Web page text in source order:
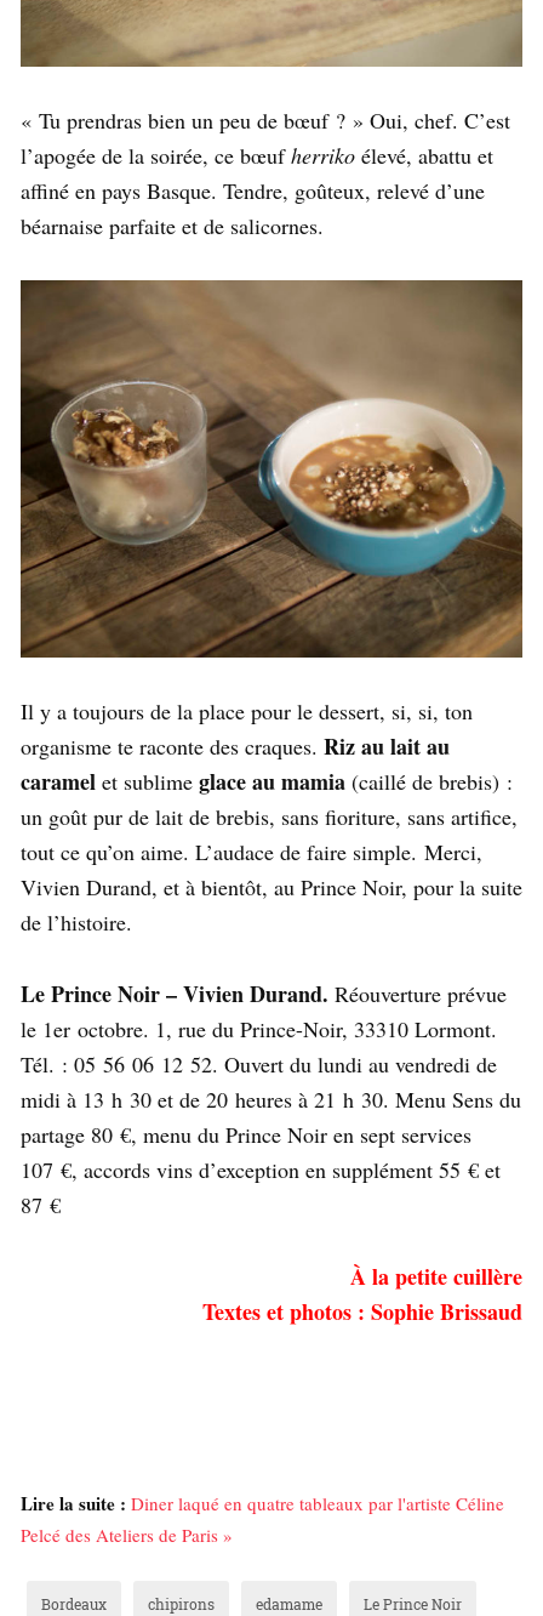
« Tu prendras bien un peu de bœuf ? » Oui, chef. C’est
l’apogée de la soirée, ce bœufherriko élevé, abattu et
affiné en pays Basque. Tendre, goûteux, relevé d’une
béarnaise parfaite et de salicornes.
Il y a toujours de la place pour le dessert, si, si, ton
organisme te raconte des craques. Riz au lait au
caramel et sublime glace au mamia (caillé de brebis) :
un goût pur de lait de brebis, sans fioriture, sans artifice,
tout ce qu’on aime. L’audace de faire simple. Merci,
Vivien Durand, et à bientôt, au Prince Noir, pour la suite
de l’histoire.
Le Prince Noir – Vivien Durand. Réouverture prévue
le 1er octobre. 1, rue du Prince-Noir, 33310 Lormont.
Tél. : 05 56 06 12 52. Ouvert du lundi au vendredi de
midi à 13 h 30 et de 20 heures à 21 h 30. Menu Sens du
partage 80 €, menu du Prince Noir en sept services
107 €, accords vins d’exception en supplément 55 € et
87 €
À la petite cuillère
Textes et photos : Sophie Brissaud
Lire la suite : Diner laqué en quatre tableaux par l'artiste Céline
Pelcé des Ateliers de Paris »
Bordeaux chipirons edamame Le Prince Noir